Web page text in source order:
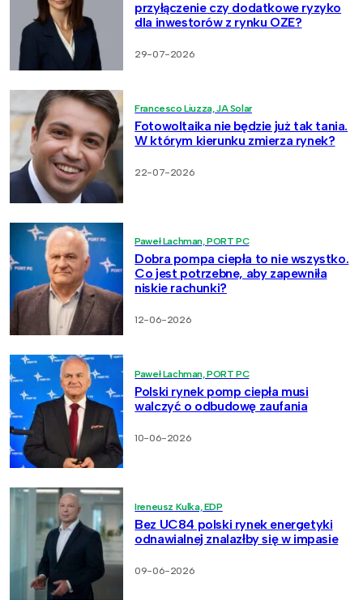
przyłączenie czy dodatkowe ryzyko
dla inwestorów z rynku OZE?
29-07-2026
Francesco Liuzza, JA Solar
Fotowoltaika nie będzie już tak tania.
W którym kierunku zmierza rynek?
22-07-2026
Paweł Lachman, PORT PC
Dobra pompa ciepła to nie wszystko.
Co jest potrzebne, aby zapewniła
niskie rachunki?
12-06-2026
Paweł Lachman, PORT PC
Polski rynek pomp ciepła musi
walczyć o odbudowę zaufania
10-06-2026
Ireneusz Kulka, EDP
Bez UC84 polski rynek energetyki
odnawialnej znalazłby się w impasie
09-06-2026